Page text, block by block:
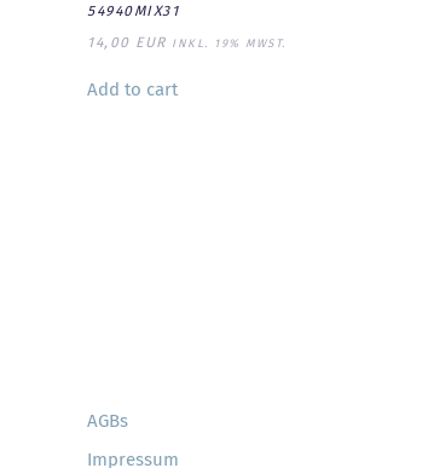
54940MIX31
14,00 EUR INKL. 19% MWST.
Add to cart
AGBs
Impressum